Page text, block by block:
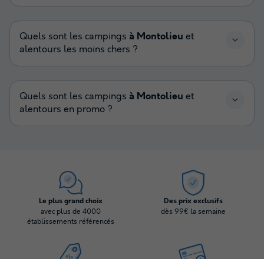
Quels sont les campings à Montolieu et
alentours les moins chers ?
Quels sont les campings à Montolieu et
alentours en promo ?
Le plus grand choix
avec plus de 4000
établissements référencés
Des prix exclusifs
dès 99€ la semaine